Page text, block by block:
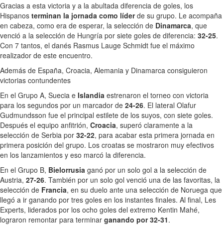
Gracias a esta victoria y a la abultada diferencia de goles, los
Hispanos terminan la jornada como líderde su grupo. Le acompaña
en cabeza, como era de esperar, la selección de Dinamarca, que
venció a la selección de Hungría por siete goles de diferencia: 32-25.
Con 7 tantos, el danés Rasmus Lauge Schmidt fue el máximo
realizador de este encuentro.
Además de España, Croacia, Alemania y Dinamarca consiguieron
victorias contundentes
En el Grupo A, Suecia e Islandia estrenaron el torneo con victoria
para los segundos por un marcador de 24-26. El lateral Olafur
Gudmundsson fue el principal estilete de los suyos, con siete goles.
Después el equipo anfitrión, Croacia, superó claramente a la
selección de Serbia por 32-22, para acabar esta primera jornada en
primera posición del grupo. Los croatas se mostraron muy efectivos
en los lanzamientos y eso marcó la diferencia.
En el Grupo B, Bielorrusia ganó por un solo gol a la selección de
Austria, 27-26. También por un solo gol venció una de las favoritas, la
selección de Francia, en su duelo ante una selección de Noruega que
llegó a ir ganando por tres goles en los instantes finales. Al final, Les
Experts, liderados por los ocho goles del extremo Kentin Mahé,
lograron remontar para terminar ganando por 32-31.